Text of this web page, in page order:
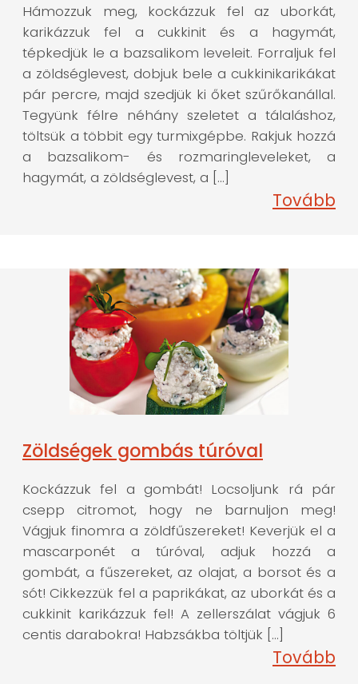
Hámozzuk meg, kockázzuk fel az uborkát,
karikázzuk fel a cukkinit és a hagymát,
tépkedjük le a bazsalikom leveleit. Forraljuk fel
a zöldséglevest, dobjuk bele a cukkinikarikákat
pár percre, majd szedjük ki őket szűrőkanállal.
Tegyünk félre néhány szeletet a tálaláshoz,
töltsük a többit egy turmixgépbe. Rakjuk hozzá
a bazsalikom- és rozmaringleveleket, a
hagymát, a zöldséglevest, a […]
Tovább
Zöldségek gombás túróval
Kockázzuk fel a gombát! Locsoljunk rá pár
csepp citromot, hogy ne barnuljon meg!
Vágjuk finomra a zöldfűszereket! Keverjük el a
mascarponét a túróval, adjuk hozzá a
gombát, a fűszereket, az olajat, a borsot és a
sót! Cikkezzük fel a paprikákat, az uborkát és a
cukkinit karikázzuk fel! A zellerszálat vágjuk 6
centis darabokra! Habzsákba töltjük […]
Tovább